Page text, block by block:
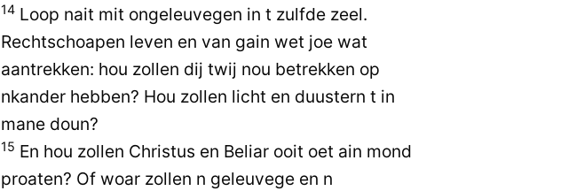
14 Loop nait mit ongeleuvegen in t zulfde zeel.
Rechtschoapen leven en van gain wet joe wat
aantrekken: hou zollen dij twij nou betrekken op
nkander hebben? Hou zollen licht en duustern t in
mane doun?
15 En hou zollen Christus en Beliar ooit oet ain mond
proaten? Of woar zollen n geleuvege en n